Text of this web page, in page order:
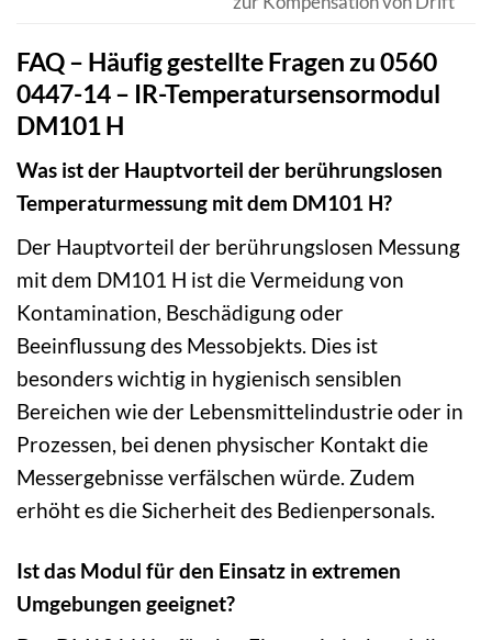
FAQ – Häufig gestellte Fragen zu 0560
0447-14 – IR-Temperatursensormodul
DM101 H
Was ist der Hauptvorteil der berührungslosen
Temperaturmessung mit dem DM101 H?
Der Hauptvorteil der berührungslosen Messung
mit dem DM101 H ist die Vermeidung von
Kontamination, Beschädigung oder
Beeinflussung des Messobjekts. Dies ist
besonders wichtig in hygienisch sensiblen
Bereichen wie der Lebensmittelindustrie oder in
Prozessen, bei denen physischer Kontakt die
Messergebnisse verfälschen würde. Zudem
erhöht es die Sicherheit des Bedienpersonals.
Ist das Modul für den Einsatz in extremen
Umgebungen geeignet?